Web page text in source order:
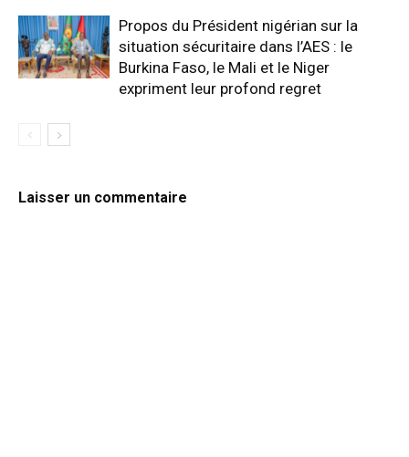
Propos du Président nigérian sur la
situation sécuritaire dans l’AES : le
Burkina Faso, le Mali et le Niger
expriment leur profond regret
Laisser un commentaire